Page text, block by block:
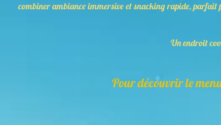
combiner ambiance immersive et snacking rapide, parfait
Un endroit
Pour découvrir le